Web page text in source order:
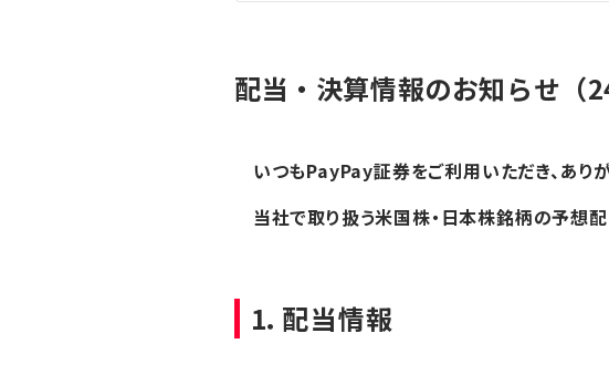
配当・決算情報のお知らせ（
いつもPayPay証券をご利用いただき、ありが
当社で取り扱う米国株・日本株銘柄の予想
1．配当情報